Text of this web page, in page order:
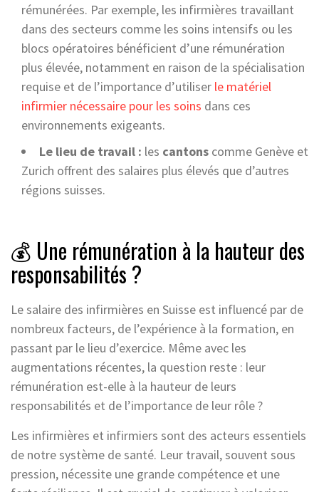
rémunérées. Par exemple, les infirmières travaillant
dans des secteurs comme les soins intensifs ou les
blocs opératoires bénéficient d’une rémunération
plus élevée, notamment en raison de la spécialisation
requise et de l’importance d’utiliser le matériel
infirmier nécessaire pour les soins dans ces
environnements exigeants.
Le lieu de travail : les cantons comme Genève et
Zurich offrent des salaires plus élevés que d’autres
régions suisses.
💰 Une rémunération à la hauteur des
responsabilités ?
Le salaire des infirmières en Suisse est influencé par de
nombreux facteurs, de l’expérience à la formation, en
passant par le lieu d’exercice. Même avec les
augmentations récentes, la question reste : leur
rémunération est-elle à la hauteur de leurs
responsabilités et de l’importance de leur rôle ?
Les infirmières et infirmiers sont des acteurs essentiels
de notre système de santé. Leur travail, souvent sous
pression, nécessite une grande compétence et une